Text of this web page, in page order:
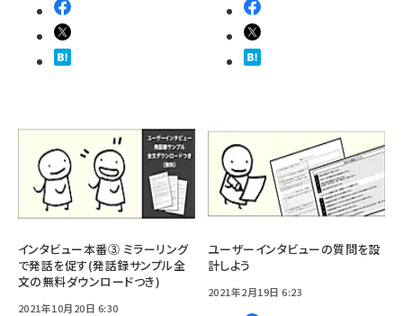
インタビュー本番③ ミラーリング
で発話を促す(発話録サンプル全
文の無料ダウンロードつき)
2021年10月20日 6:30
ユーザーインタビューの質問を設
計しよう
2021年2月19日 6:23